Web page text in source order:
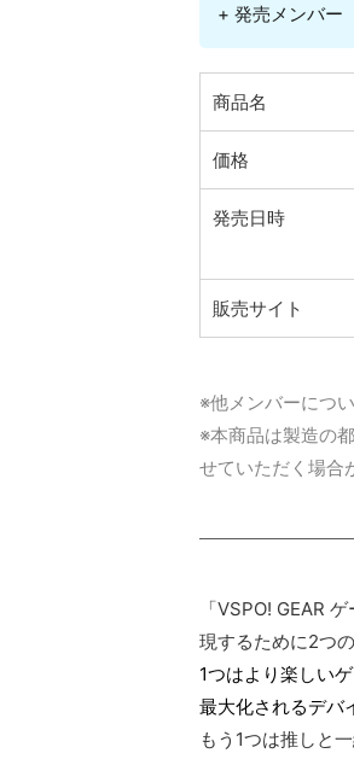
+ 発売メンバー
商品名
価格
発売日時
販売サイト
※他メンバーにつ
※本商品は製造の
せていただく場合
「VSPO! GEAR
現するために2つ
1つはより楽しい
最大化されるデバ
もう1つは推しと